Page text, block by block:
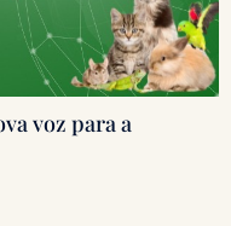
voz para a